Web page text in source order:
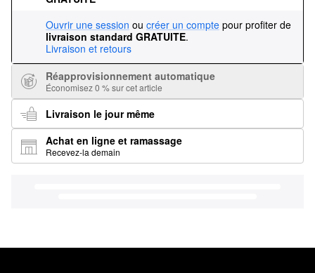
Ouvrir une session ou créer un compte pour profiter de
livraison standard GRATUITE.
Livraison et retours
Réapprovisionnement automatique
Économisez 0 % sur cet article
Livraison le jour même
Achat en ligne et ramassage
Recevez-la demain